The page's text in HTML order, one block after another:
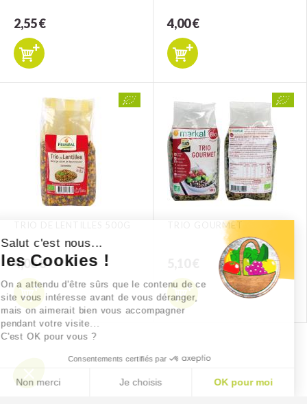
Salut c'est nous...
les Cookies !
On a attendu d'être sûrs que le contenu de ce
site vous intéresse avant de vous déranger,
mais on aimerait bien vous accompagner
pendant votre visite...
C'est OK pour vous ?
Consentements certifiés par
Non merci Je choisis OK pour moi
2,55 € 4,00 €
4,06 €
TRIO GOURMET